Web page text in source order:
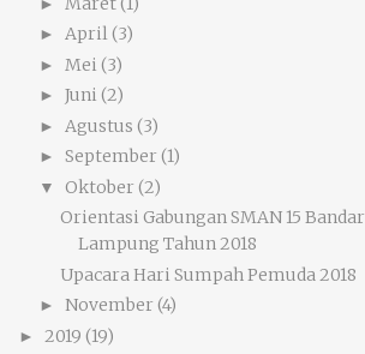
► April(3)
► Mei (3)
► Juni (2)
► Agustus (3)
► September (1)
▼ Oktober (2)
Orientasi Gabungan SMAN 15 Bandar
Lampung Tahun 2018
Upacara Hari Sumpah Pemuda 2018
► November (4)
► 2019 (19)